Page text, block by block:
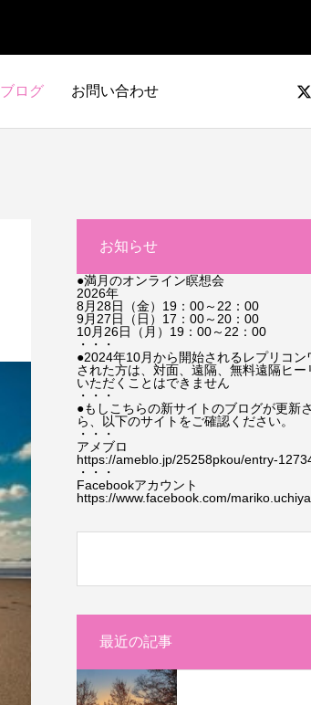
ブログ お問い合わせ
お知らせ
●満月のオンライン瞑想会
2026年
8月28日（金）19：00～22：00
9月27日（日）17：00～20：00
10月26日（月）19：00～22：00
・・・
●2024年10月から開始されるレプリコン
された方は、対面、遠隔、無料遠隔ヒー
いただくことはできません
・・・
●もしこちらの新サイトのブログが更新
ら、以下のサイトをご確認ください。
・・・
アメブロ
https://ameblo.jp/25258pkou/entry-
・・・
Facebookアカウント
https://www.facebook.com/
最近の記事